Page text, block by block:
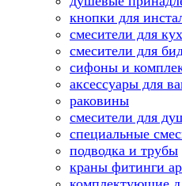
кнопки для
смесители для
смесители для
сифоны и
аксессуары для
раковины
смесители для
специальные
подводка и трубы
краны фитинги